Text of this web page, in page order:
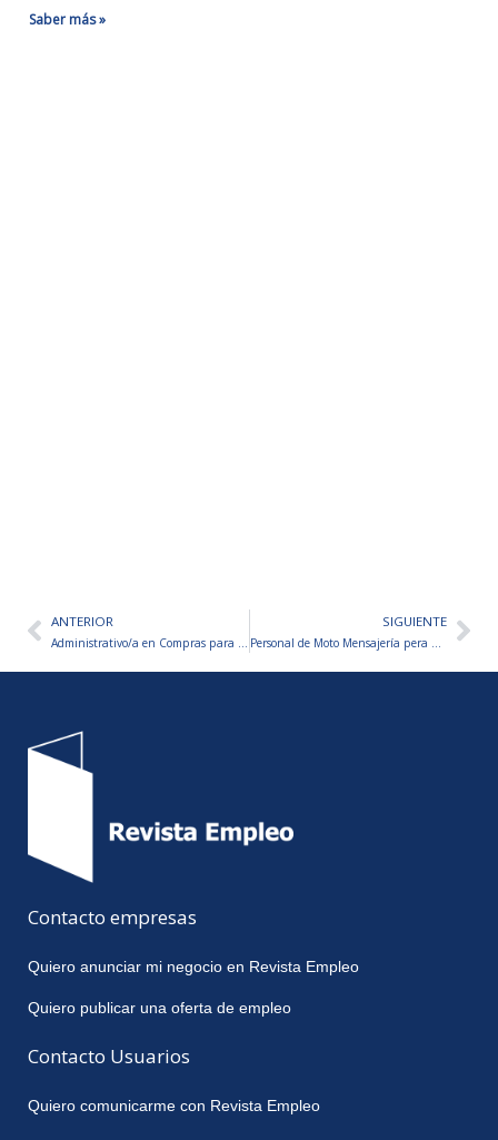
Saber más »
AntANTERIOR SIGUIENTE
Contacto empresas
Quiero anunciar mi negocio en Revista Empleo
Quiero publicar una oferta de empleo
Contacto Usuarios
Quiero comunicarme con Revista Empleo